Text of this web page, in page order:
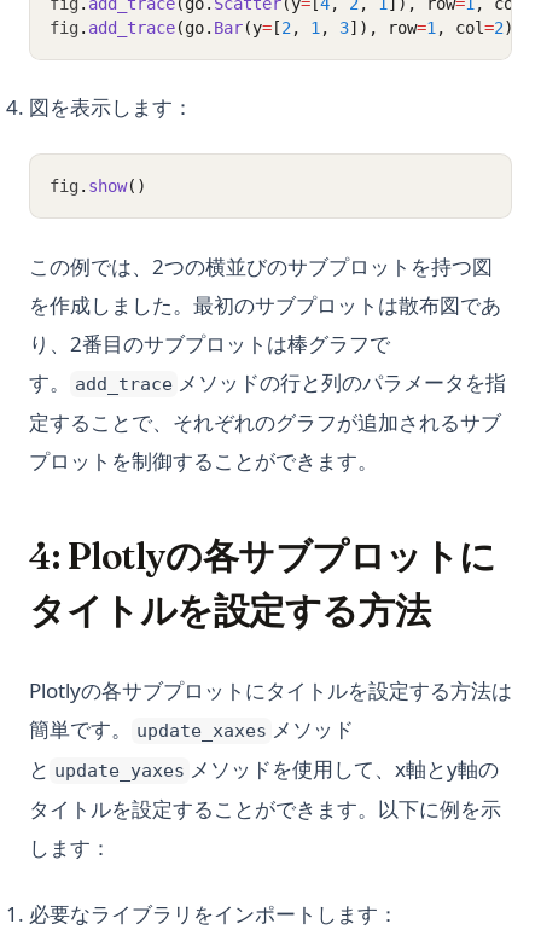
fig . add_trace(go. Bar(y= [2 , 1 , 3]), row=1 , col=2)
図を表示します：
fig . show()
この例では、2つの横並びのサブプロットを持つ図
を作成しました。最初のサブプロットは散布図であ
り、2番目のサブプロットは棒グラフで
す。
add_trace メソッドの行と列のパラメータを指
定することで、それぞれのグラフが追加されるサブ
プロットを制御することができます。
4: Plotlyの各サブプロットに
タイトルを設定する方法
Plotlyの各サブプロットにタイトルを設定する方法は
簡単です。
update_xaxes メソッド
と update_yaxes メソッドを使用して、x軸とy軸の
タイトルを設定することができます。以下に例を示
します：
必要なライブラリをインポートします：